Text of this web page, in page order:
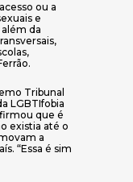
ou a
e
da
Tribunal
LGBTIfobia
que é
existia até o
a
“Essa é sim